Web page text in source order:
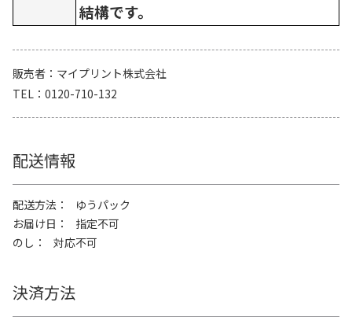
結構です。
販売者
マイプリント株式会社
TEL
0120-710-132
配送情報
配送方法
ゆうパック
お届け日
指定不可
のし
対応不可
決済方法